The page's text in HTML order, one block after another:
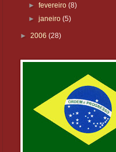
►fevereiro(8)
►janeiro(5)
► 2006 (28)